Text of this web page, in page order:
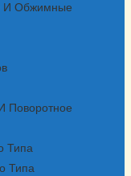
И Обжимные
Поворотное
Типа
Типа